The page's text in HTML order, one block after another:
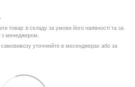
товар зі складу за умови його наявності та за
менеджером.
самовивозу уточнюйте в месенджерах або за